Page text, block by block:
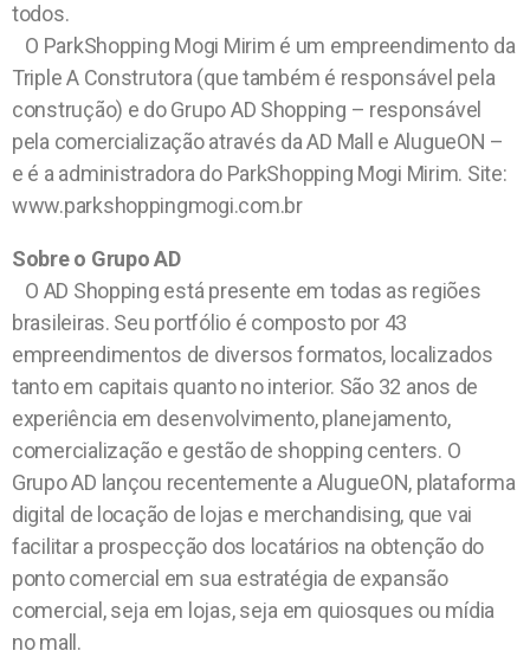
todos.
O ParkShopping Mogi Mirim é um empreendimento da
Triple A Construtora (que também é responsável pela
construção) e do Grupo AD Shopping – responsável
pela comercialização através da AD Mall e AlugueON –
e é a administradora do ParkShopping Mogi Mirim. Site:
www.parkshoppingmogi.com.br
Sobre o Grupo AD
O AD Shopping está presente em todas as regiões
brasileiras. Seu portfólio é composto por 43
empreendimentos de diversos formatos, localizados
tanto em capitais quanto no interior. São 32 anos de
experiência em desenvolvimento, planejamento,
comercialização e gestão de shopping centers. O
Grupo AD lançou recentemente a AlugueON, plataforma
digital de locação de lojas e merchandising, que vai
facilitar a prospecção dos locatários na obtenção do
ponto comercial em sua estratégia de expansão
comercial, seja em lojas, seja em quiosques ou mídia
no mall.